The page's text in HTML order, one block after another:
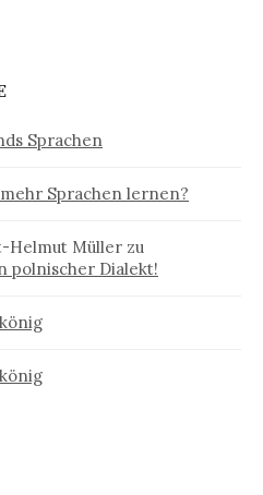
Sprachen
Sprachen lernen?
Helmut Müller zu
polnischer Dialekt!